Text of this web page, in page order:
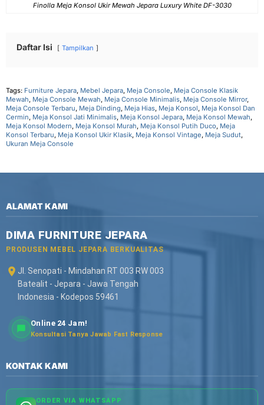
Finolla Meja Konsol Ukir Mewah Jepara Luxury White DF-3030
Daftar Isi Tampilkan
Tags: Furniture Jepara, Mebel Jepara, Meja Console, Meja Console Klasik
Mewah, Meja Console Mewah, Meja Console Minimalis, Meja Console Mirror,
Meja Console Terbaru, Meja Dinding, Meja Hias, Meja Konsol, Meja Konsol Dan
Cermin, Meja Konsol Jati Minimalis, Meja Konsol Jepara, Meja Konsol Mewah,
Meja Konsol Modern, Meja Konsol Murah, Meja Konsol Putih Duco, Meja
Konsol Terbaru, Meja Konsol Ukir Klasik, Meja Konsol Vintage, Meja Sudut,
Ukuran Meja Console
ALAMAT KAMI
DIMA FURNITURE JEPARA
PRODUSEN MEBEL JEPARA BERKUALITAS
Jl. Senopati - Mindahan RT 003 RW 003
Batealit - Jepara - Jawa Tengah
Indonesia - Kodepos 59461
Online 24 Jam!
Konsultasi Tanya Jawab Fast Response
KONTAK KAMI
ORDER VIA WHATSAPP